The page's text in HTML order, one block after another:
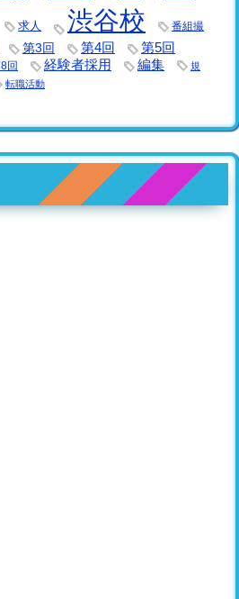
求人 渋谷校
番組撮
第3回 第4回 第5回
回 経験者採用 編集
規
転職活動